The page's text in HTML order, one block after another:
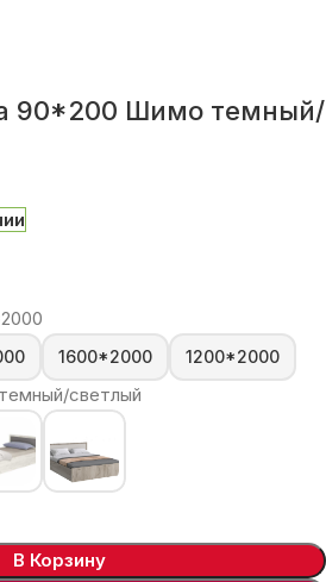
90*200 Шимо темный/
1600*2000 1200*2000
светлый
В Корзину